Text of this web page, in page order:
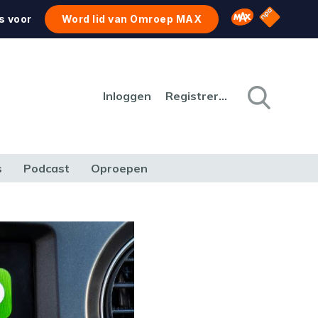
voor Word lid van Omroep MAX Omroep MAX
NPO
Inloggen Registreren
Podcast Oproepen